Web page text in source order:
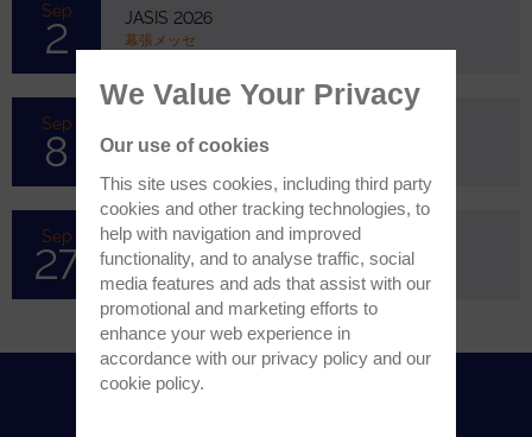
Sep
2 JASIS 2026
幕張メッセ
Sep
8 北海道大学 札幌キャンパス
Sep
27 ICSCRM 2026
Yokohama, Japan
We Value Your Privacy
Our use of cookies
This site uses cookies, including third party
cookies and other tracking technologies, to
help with navigation and improved
functionality, and to analyse traffic, social
media features and ads that assist with our
promotional and marketing efforts to
enhance your web experience in
accordance with our privacy policy and our
cookie policy.